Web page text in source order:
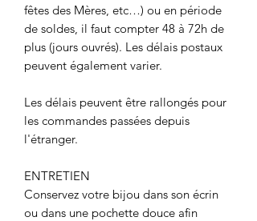
fêtes des Mères, etc…) ou en période
de soldes, il faut compter 48 à 72h de
plus (jours ouvrés). Les délais postaux
peuvent également varier.
Les délais peuvent être rallongés pour
les commandes passées depuis
l'étranger.
ENTRETIEN
Conservez votre bijou dans son écrin
ou dans une pochette douce afin